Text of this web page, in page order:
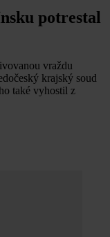
potrestal
vraždu
krajský soud
také vyhostil z